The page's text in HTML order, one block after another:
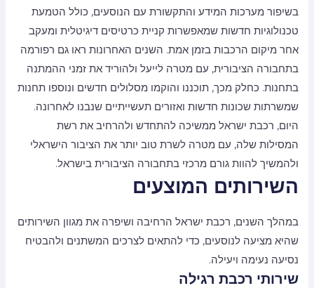
בשיפור מערכות המידע והתקשורת עם הנוסעים, כולל הטמעת
טכנולוגיות חדשות שמאפשרות קניית כרטיסים דיגיטלית ומעקב
אחר מיקום הרכבות בזמן אמת. השנים האחרונות ראו גם רפורמה
בתחבורה הציבורית, עם מטרה לייעל ולהוריד את זמני ההמתנה
בתחנות. כחלק מכך, תוכננו והוקמו מסלולים חדשים ונוספו תחנות
שמשרתות שכונות חדשות ואזורים תעשייתיים שנבנו לאחרונה.
היום, רכבת ישראל ממשיכה להתחדש ולהרחיב את רשת
המסילות שלה, עם מטרה לשרת טוב יותר את הציבור הישראלי
ולהמשיך להוות גורם מרכזי בתחבורה הציבורית בישראל.
השירותים המוצעים
במהלך השנים, רכבת ישראל הרחיבה ושיפרה את מגוון השירותים
שהיא מציעה לנוסעים, כדי להתאים לצרכים המשתנים ולהבטיח
נסיעה נעימה ויעילה.
שירותי רכבת רגילה